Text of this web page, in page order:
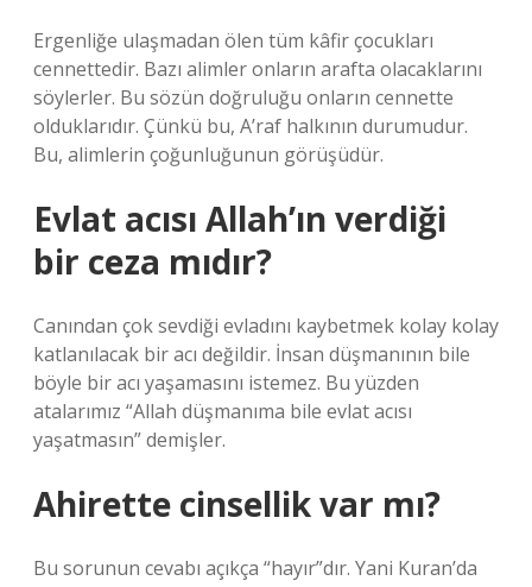
Ergenliğe ulaşmadan ölen tüm kâfir çocukları
cennettedir. Bazı alimler onların arafta olacaklarını
söylerler. Bu sözün doğruluğu onların cennette
olduklarıdır. Çünkü bu, A’raf halkının durumudur.
Bu, alimlerin çoğunluğunun görüşüdür.
Evlat acısı Allah’ın verdiği
bir ceza mıdır?
Canından çok sevdiği evladını kaybetmek kolay kolay
katlanılacak bir acı değildir. İnsan düşmanının bile
böyle bir acı yaşamasını istemez. Bu yüzden
atalarımız “Allah düşmanıma bile evlat acısı
yaşatmasın” demişler.
Ahirette cinsellik var mı?
Bu sorunun cevabı açıkça “hayır”dır. Yani Kuran’da